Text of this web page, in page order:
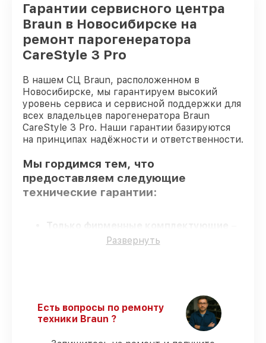
Гарантии сервисного центра
Braun в Новосибирске на
ремонт парогенератора
CareStyle 3 Pro
В нашем СЦ Braun, расположенном в
Новосибирске, мы гарантируем высокий
уровень сервиса и сервисной поддержки для
всех владельцев парогенератора Braun
CareStyle 3 Pro. Наши гарантии базируются
на принципах надёжности и ответственности.
Мы гордимся тем, что
предоставляем следующие
технические гарантии:
Только фирменные комплектующие
для всех видов починки применяются
–
обслуживание парогенератора CareStyle
3 Pro выполняется строго в оговоренные
Развернуть
Есть вопросы по ремонту
техники Braun ?